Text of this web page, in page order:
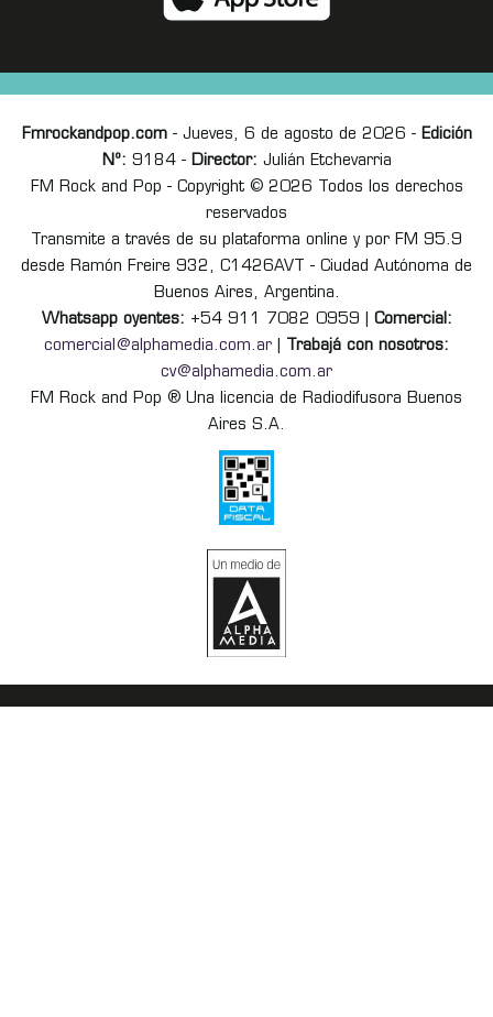
Fmrockandpop.com- Jueves, 6 de agosto de 2026 - Edición
Nº: 9184 - Director: Julián Etchevarria
FM Rock and Pop - Copyright © 2026 Todos los derechos
reservados
Transmite a través de su plataforma online y por FM 95.9
desde Ramón Freire 932, C1426AVT - Ciudad Autónoma de
Buenos Aires, Argentina.
Whatsapp oyentes: +54 911 7082 0959 | Comercial:
comercial@alphamedia.com.ar
Trabajá con nosotros:
cv@alphamedia.com.ar
FM Rock and Pop ® Una licencia de Radiodifusora Buenos
Aires S.A.